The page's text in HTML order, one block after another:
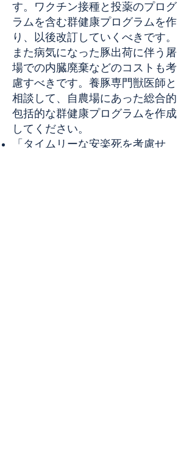
す。ワクチン接種と投薬のプログ
ラムを含む群健康プログラムを作
り、以後改訂していくべきです。
また病気になった豚出荷に伴う屠
場での内臓廃棄などのコストも考
慮すべきです。養豚専門獣医師と
相談して、自農場にあった総合的
包括的な群健康プログラムを作成
してください。
「タイムリーな安楽死を考慮せ